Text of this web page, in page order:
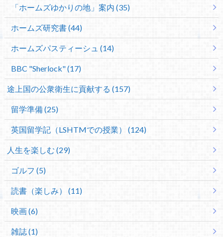
「ホームズゆかりの地」案内 (35)
ホームズ研究書 (44)
ホームズパスティーシュ (14)
BBC "Sherlock" (17)
途上国の公衆衛生に貢献する (157)
留学準備 (25)
英国留学記（LSHTMでの授業） (124)
人生を楽しむ (29)
ゴルフ (5)
読書（楽しみ） (11)
映画 (6)
雑誌 (1)